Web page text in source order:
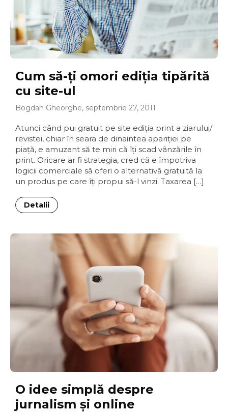
Cum să-ţi omori ediţia tipărită
cu site-ul
Bogdan Gheorghe, septembrie 27, 2011
Atunci când pui gratuit pe site ediţia print a ziarului/
revistei, chiar în seara de dinaintea apariţiei pe
piaţă, e amuzant să te miri că îţi scad vânzările în
print. Oricare ar fi strategia, cred că e împotriva
logicii comerciale să oferi o alternativă gratuită la
un produs pe care îţi propui să-l vinzi. Taxarea […]
Detalii
O idee simplă despre
jurnalism şi online